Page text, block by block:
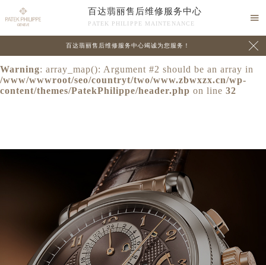
Warning: extract() expects parameter 1 to be array, null
given in
/www/wwwroot/seo/countryt/two/www.zbwxzx.cn/wp-
content/themes/PatekPhilippe/header.php
Warning: array_map(): Argument #2 should be an array in
/www/wwwroot/seo/countryt/two/www.zbwxzx.cn/wp-
content/themes/PatekPhilippe/header.php on line 32
百达翡丽售后维修服务中心
PATEK PHILIPPE MAINTENANCE

百达翡丽售后维修服务中心竭诚为您服务！ 